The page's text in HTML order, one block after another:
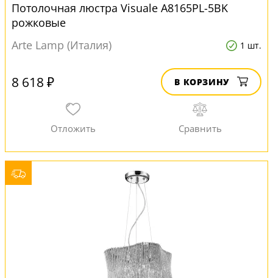
Потолочная люстра Visuale A8165PL-5BK
рожковые
Arte Lamp (Италия)
1 шт.
8 618 ₽ В КОРЗИНУ